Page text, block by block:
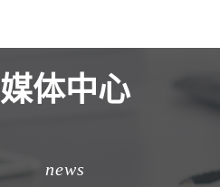
媒体中心
news